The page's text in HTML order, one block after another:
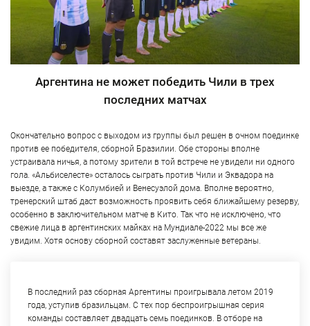
Аргентина не может победить Чили в трех
последних матчах
Окончательно вопрос с выходом из группы был решен в очном поединке
против ее победителя, сборной Бразилии. Обе стороны вполне
устраивала ничья, а потому зрители в той встрече не увидели ни одного
гола. «Альбиселесте» осталось сыграть против Чили и Эквадора на
выезде, а также с Колумбией и Венесуэлой дома. Вполне вероятно,
тренерский штаб даст возможность проявить себя ближайшему резерву,
особенно в заключительном матче в Кито. Так что не исключено, что
свежие лица в аргентинских майках на Мундиале-2022 мы все же
увидим. Хотя основу сборной составят заслуженные ветераны.
В последний раз сборная Аргентины проигрывала летом 2019
года, уступив бразильцам. С тех пор беспроигрышная серия
команды составляет двадцать семь поединков. В отборе на